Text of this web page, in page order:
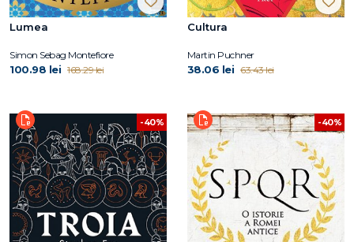
Lumea
Simon Sebag Montefiore
100.98 lei 168.29 lei
Cultura
Martin Puchner
38.06 lei 63.43 lei
-40% -40%